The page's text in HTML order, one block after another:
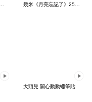
幾米《月亮忘記了》25周年 x 晴天P莉
大頭兒 開心動動蠟筆貼